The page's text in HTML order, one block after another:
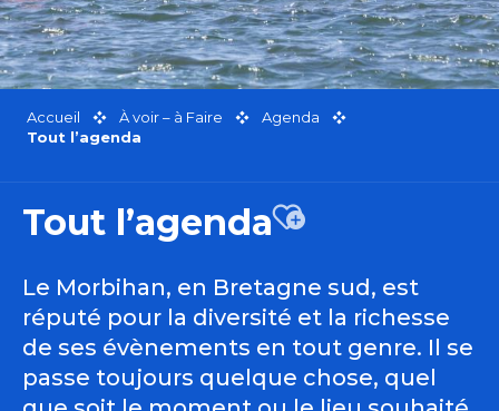
Accueil À voir – à Faire
Agenda
Tout l’agenda
Tout l’agendaAjouter aux
Le Morbihan, en Bretagne sud, est
réputé pour la diversité et la richesse
de ses évènements en tout genre. Il se
passe toujours quelque chose, quel